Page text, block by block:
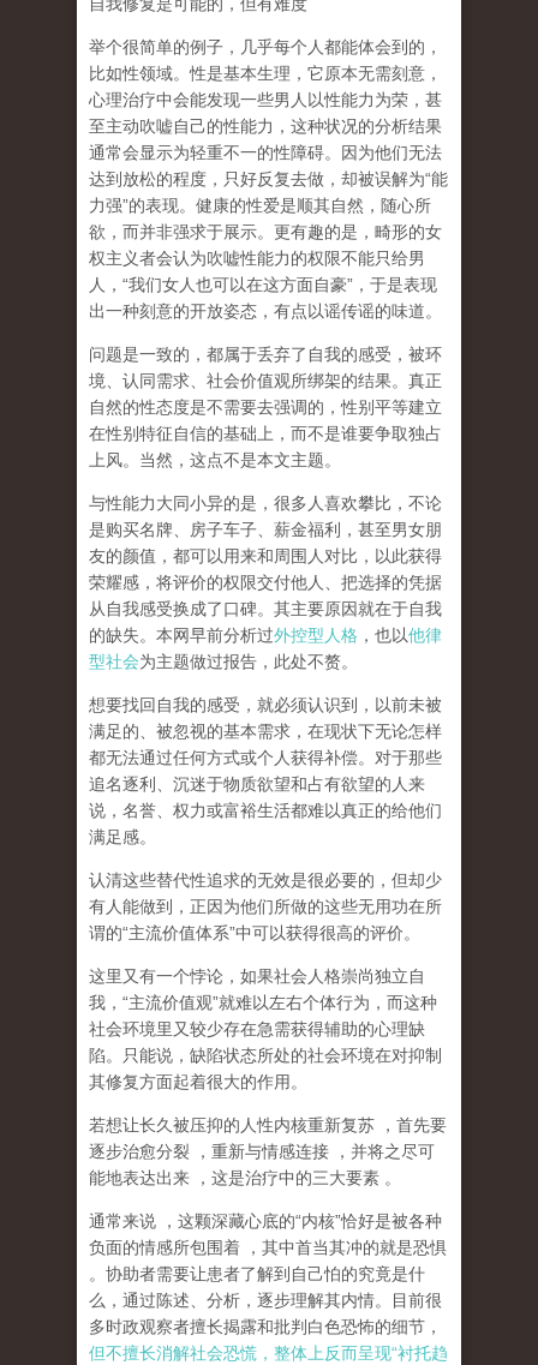
举个很简单的例子，几乎每个人都能体会到的，
比如性领域。性是基本生理，它原本无需刻意，
心理治疗中会能发现一些男人以性能力为荣，甚
至主动吹嘘自己的性能力，这种状况的分析结果
通常会显示为轻重不一的性障碍。因为他们无法
达到放松的程度，只好反复去做，却被误解为“能
力强”的表现。健康的性爱是顺其自然，随心所
欲，而并非强求于展示。更有趣的是，畸形的女
权主义者会认为吹嘘性能力的权限不能只给男
人， “我们女人也可以在这方面自豪” ，于是表现
出一种刻意的开放姿态，有点以谣传谣的味道。
问题是一致的，都属于丢弃了自我的感受，被环
境、认同需求、社会价值观所绑架的结果。真正
自然的性态度是不需要去强调的，性别平等建立
在性别特征自信的基础上，而不是谁要争取独占
上风。当然，这点不是本文主题。
与性能力大同小异的是，很多人喜欢攀比，不论
是购买名牌、房子车子、薪金福利，甚至男女朋
友的颜值，都可以用来和周围人对比，以此获得
荣耀感，将评价的权限交付他人、把选择的凭据
从自我感受换成了口碑。其主要原因就在于自我
的缺失。本网早前分析过外控型人格 ，也以他律
型社会为主题做过报告，此处不赘。
想要找回自我的感受，就必须认识到，以前未被
满足的、被忽视的基本需求，在现状下无论怎样
都无法通过任何方式或个人获得补偿。对于那些
追名逐利、沉迷于物质欲望和占有欲望的人来
说，名誉、权力或富裕生活都难以真正的给他们
满足感。
认清这些替代性追求的无效是很必要的，但却少
有人能做到，正因为他们所做的这些无用功在所
谓的“主流价值体系”中可以获得很高的评价。
这里又有一个悖论，如果社会人格崇尚独立自
我， “主流价值观”就难以左右个体行为，而这种
社会环境里又较少存在急需获得辅助的心理缺
陷。只能说， 缺陷状态所处的社会环境在对抑制
其修复方面起着很大的作用。
若想让长久被压抑的人性内核重新复苏
，首先要
逐步治愈分裂
，重新与情感连接
，并将之尽可
能地表达出来
，这是治疗中的三大要素 。
通常来说 ，这颗深藏心底的“内核”恰好是被各种
负面的情感所包围着
，其中首当其冲的就是恐惧
。协助者需要让患者了解到自己怕的究竟是什
么，通过陈述、分析，逐步理解其内情。目前很
多时政观察者擅长揭露和批判白色恐怖的细节，
但不擅长消解社会恐慌，整体上反而呈现“衬托趋